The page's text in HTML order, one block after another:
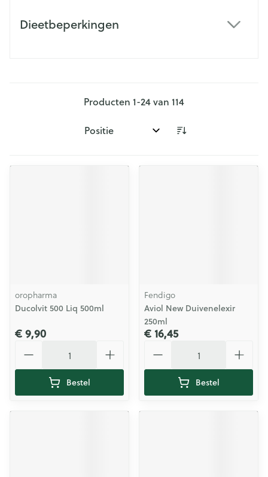
Dieetbeperkingen
Producten 1-24van 114
Sorteer op:
oropharma
Ducolvit 500 Liq 500ml
€ 9,90
Bestel
Fendigo
Aviol New Duivenelexir
250ml
€ 16,45
Bestel